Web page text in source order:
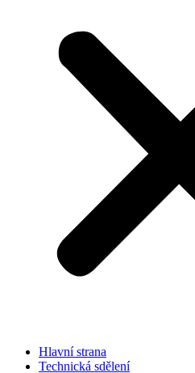
Hlavní strana
Technická sdělení